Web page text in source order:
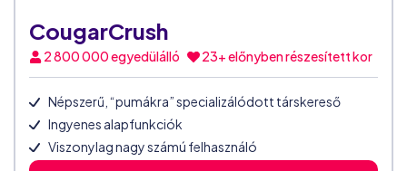
CougarCrush
2 800 000egyedülálló 23+ előnyben részesített kor
Népszerű, “pumákra” specializálódott társkereső
Ingyenes alapfunkciók
Viszonylag nagy számú felhasználó